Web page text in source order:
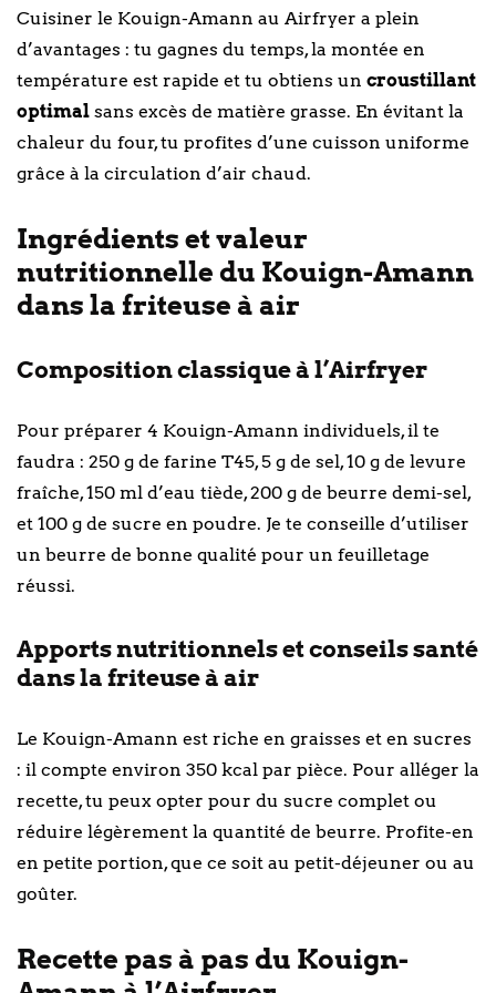
Cuisiner le Kouign-Amann au Airfryer a plein
d’avantages : tu gagnes du temps, la montée en
température est rapide et tu obtiens un croustillant
optimal sans excès de matière grasse. En évitant la
chaleur du four, tu profites d’une cuisson uniforme
grâce à la circulation d’air chaud.
Ingrédients et valeur
nutritionnelle du Kouign-Amann
dans la friteuse à air
Composition classique à l’Airfryer
Pour préparer 4 Kouign-Amann individuels, il te
faudra : 250 g de farine T45, 5 g de sel, 10 g de levure
fraîche, 150 ml d’eau tiède, 200 g de beurre demi-sel,
et 100 g de sucre en poudre. Je te conseille d’utiliser
un beurre de bonne qualité pour un feuilletage
réussi.
Apports nutritionnels et conseils santé
dans la friteuse à air
Le Kouign-Amann est riche en graisses et en sucres
: il compte environ 350 kcal par pièce. Pour alléger la
recette, tu peux opter pour du sucre complet ou
réduire légèrement la quantité de beurre. Profite-en
en petite portion, que ce soit au petit-déjeuner ou au
goûter.
Recette pas à pas du Kouign-